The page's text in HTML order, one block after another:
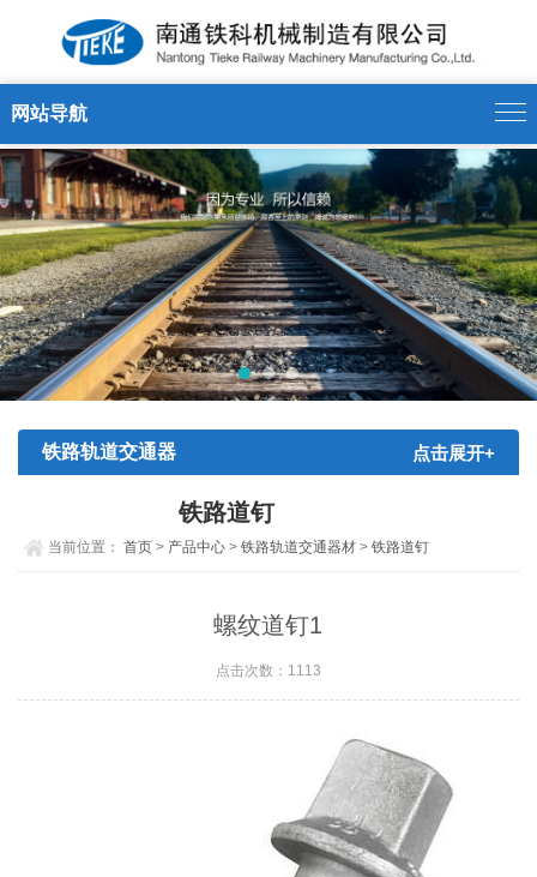
网站导航
铁路轨道交通器 点击展开+
铁路道钉
当前位置：首页 > 产品中心 >铁路轨道交通器材 >铁路道钉
螺纹道钉1
点击次数：1113